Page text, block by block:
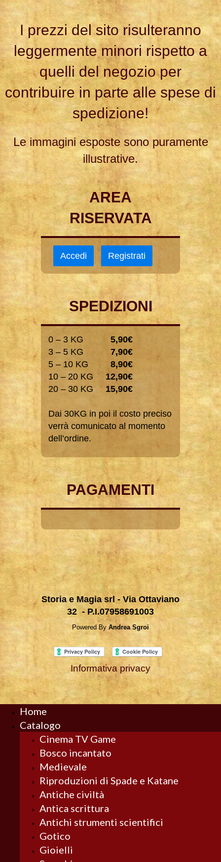
I prezzi del sito risulteranno
leggermente minori rispetto a
quelli del negozio per
contribuire in parte alle spese di
spedizione!
Le immagini esposte sono puramente
illustrative.
AREA
RISERVATA
Accedi Registrati
SPEDIZIONI
0 – 3 KG 5,90€
3 – 5 KG 7,90€
5 – 10 KG 8,90€
10 – 20 KG 12,90€
20 – 30 KG 15,90€
Dai 30KG in poi il costo preciso
verrà comunicato al momento
dell’ordine.
PAGAMENTI
Storia e Magia srl - Via Ottaviano
32 - P.I.07958691003
Powered ByAndrea Sgroi
Informativa privacy
Home
Catalogo
Cinema TV Game
Bosco incantato
Medievale
Riproduzioni di Spade e Katane
Antiche civiltà
Antica scrittura
Antichi strumenti scientifici
Gotico
Gioielli